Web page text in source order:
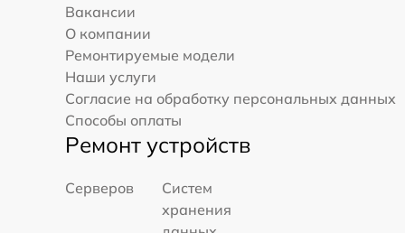
Вакансии
О компании
Ремонтируемые модели
Наши услуги
Согласие на обработку персональных данных
Способы оплаты
Ремонт устройств
Серверов
Систем
хранения